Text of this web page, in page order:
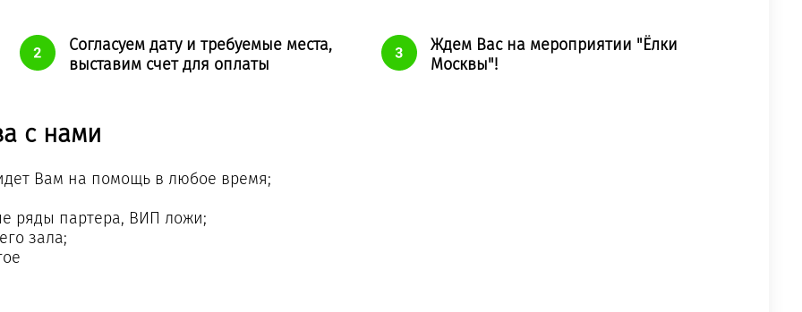
Согласуем дату и требуемые места,
выставим счет для оплаты
Ждем Вас на мероприятии "Ёлки
Москвы"!
с нами
Вам на помощь в любое время;
ряды партера, ВИП ложи;
зала;